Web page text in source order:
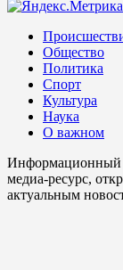
Общество
Политика
Спорт
Культура
Наука
О важном
Информационный
медиа-ресурс,
актуальным